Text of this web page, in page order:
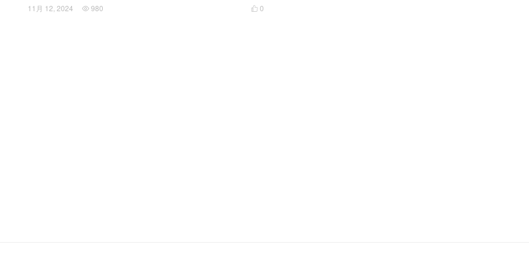
 0
11月 12, 2024  980